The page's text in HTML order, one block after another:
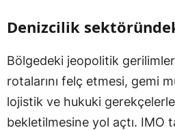
Denizcilik
Bölgedeki jeopolitik
rotalarını felç etmesi, gemi
lojistik ve hukuki
bekletilmesine yol açtı. IMO